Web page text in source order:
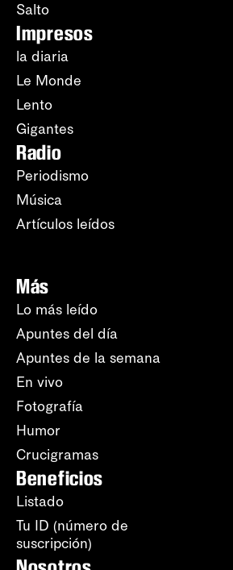
Salto
Impresos
la diaria
Le Monde
Lento
Gigantes
Radio
Periodismo
Música
Artículos leídos
Más
Lo más leído
Apuntes del día
Apuntes de la semana
En vivo
Fotografía
Humor
Crucigramas
Beneficios
Listado
Tu ID (número de
suscripción)